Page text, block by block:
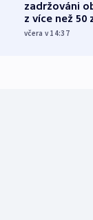
zadržováni
z více než 50
Bojovali na
včera v 14:37